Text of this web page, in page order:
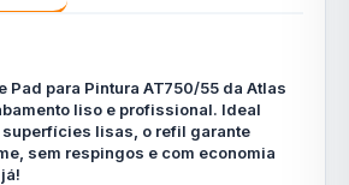
Pad para Pintura AT750/55 da Atlas
liso e profissional. Ideal
superfícies lisas, o refil garante
sem respingos e com economia